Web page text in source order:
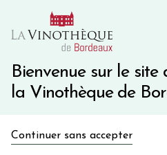
Bienvenue sur le site
la Vinothèque de
Continuer sans accepter
10€ de remise immédiate sur
Une question ?
en